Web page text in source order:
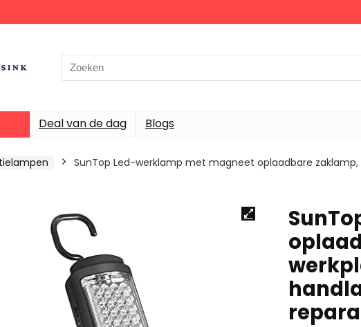
Deal van de dag Blogs
SunTop Led-werklamp met magneet oplaadbare